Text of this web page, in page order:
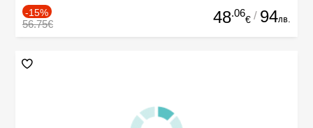
-15%
56.75€ 48.06
€ / 94лв.